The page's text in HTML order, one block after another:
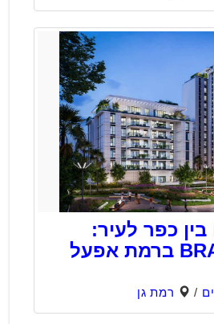
בין כפר לעיר:
פרויקט BRAVO ברמת אפעל
/ רמת גן